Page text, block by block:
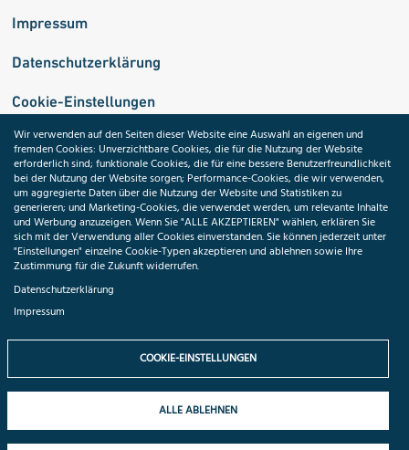
Impressum
Datenschutzerklärung
Cookie-Einstellungen
Medizininformatik-Initiative
ToolPool Gesundheitsforschung
Folgen Sie uns:
© 2026 TMF e.V. All rights reserved.
Wir verwenden auf den Seiten dieser Website eine Auswahl an eigenen und
fremden Cookies: Unverzichtbare Cookies, die für die Nutzung der Website
erforderlich sind; funktionale Cookies, die für eine bessere Benutzerfreundlichkeit
bei der Nutzung der Website sorgen; Performance-Cookies, die wir verwenden,
um aggregierte Daten über die Nutzung der Website und Statistiken zu
generieren; und Marketing-Cookies, die verwendet werden, um relevante Inhalte
und Werbung anzuzeigen. Wenn Sie "ALLE AKZEPTIEREN" wählen, erklären Sie
sich mit der Verwendung aller Cookies einverstanden. Sie können jederzeit unter
"Einstellungen" einzelne Cookie-Typen akzeptieren und ablehnen sowie Ihre
Zustimmung für die Zukunft widerrufen.
Datenschutzerklärung
Impressum
COOKIE-EINSTELLUNGEN
ALLE ABLEHNEN